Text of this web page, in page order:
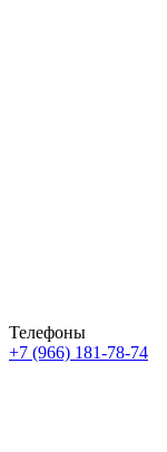
Телефоны
+7 (966) 181-78-74